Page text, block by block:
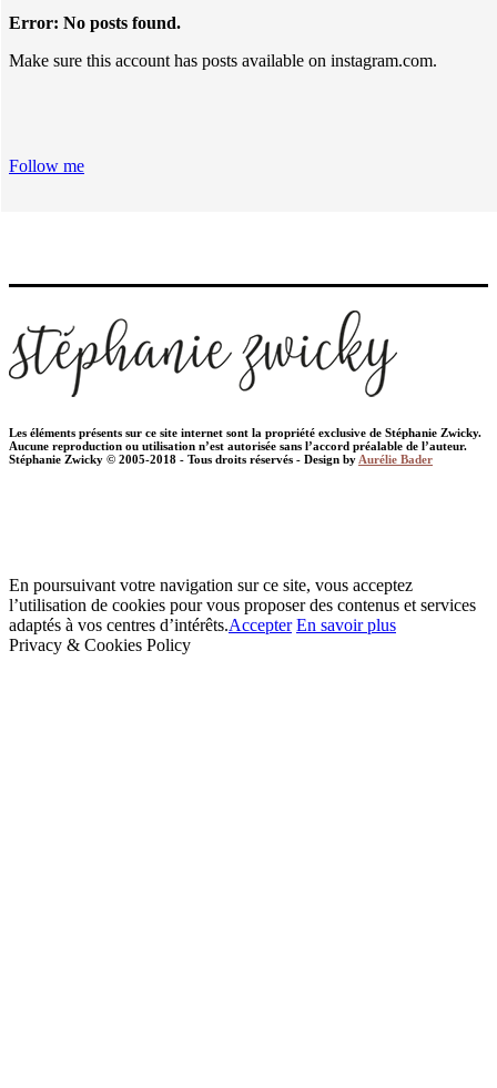
Error: No posts found.
Make sure this account has posts available on instagram.com.
Follow me
Les éléments présents sur ce site internet sont la propriété exclusive de Stéphanie Zwicky.
Aucune reproduction ou utilisation n’est autorisée sans l’accord préalable de l’auteur.
Stéphanie Zwicky © 2005-2018 - Tous droits réservés - Design by Aurélie Bader
En poursuivant votre navigation sur ce site, vous acceptez
l’utilisation de cookies pour vous proposer des contenus et services
adaptés à vos centres d’intérêts.Accepter En savoir plus
Privacy & Cookies Policy